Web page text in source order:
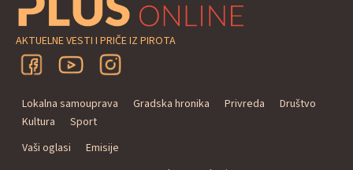
AKTUELNE VESTI I PRIČE IZ PIROTA
Lokalna samouprava Gradska hronika Privreda
Društvo
Kultura
Sport
Vaši oglasi
Emisije